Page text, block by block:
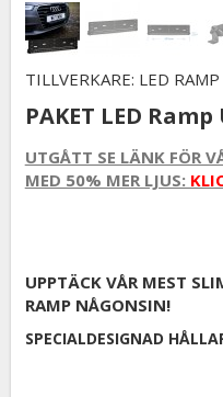
TILLVERKARE: LED RAMP
PAKET LED
UTGÅTT SE LÄNK FÖR
MED 50% MER LJUS:
UPPTÄCK VÅR MEST
RAMP NÅGONSIN!
SPECIALDESIGNAD